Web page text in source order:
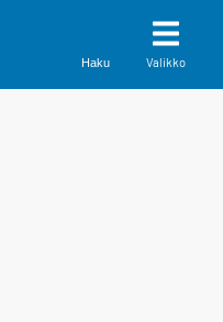
Haku Valikko